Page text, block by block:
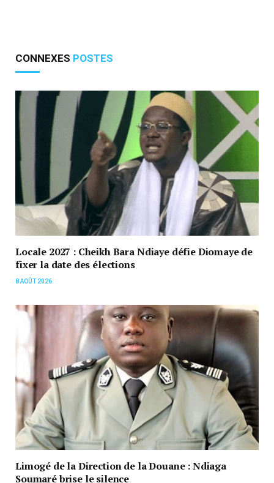
CONNEXES POSTES
Locale 2027 : Cheikh Bara Ndiaye défie Diomaye de
fixer la date des élections
8 AOÛT 2026
Limogé de la Direction de la Douane : Ndiaga
Soumaré brise le silence